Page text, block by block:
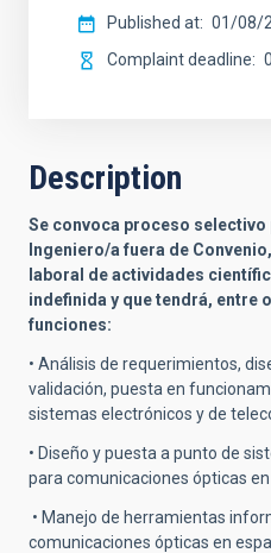
Published at
01/08/
Complaint deadline
Description
Se convoca proceso
Ingeniero/a fuera de
laboral de actividades
indefinida y que tendrá, entre
funciones:
• Análisis de requerimientos,
validación, puesta en
sistemas electrónicos y de
• Diseño y puesta a punto de
para comunicaciones ópticas en
• Manejo de herramientas
comunicaciones ópticas en